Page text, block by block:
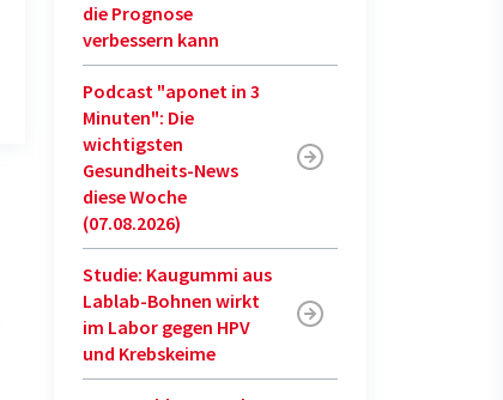
die Prognose
verbessern kann
Podcast "aponet in 3
Minuten": Die
wichtigsten
Gesundheits-News
diese Woche
(07.08.2026)
Studie: Kaugummi aus
Lablab-Bohnen wirkt
im Labor gegen HPV
und Krebskeime